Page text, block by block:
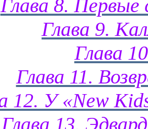
Глава 8. Первые
Глава 9.
Глава
Глава 11.
12. У «New
Глава 13.